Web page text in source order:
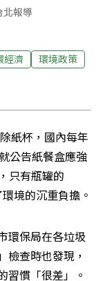
報導
經濟 環境政策
紙杯，國內每年
公告紙餐盒應強
只有瓶罐的
境的沉重負擔。
環保局在各垃圾
檢查時也發現，
習慣「很差」。